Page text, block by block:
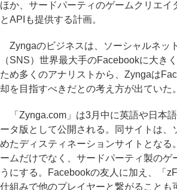
ほか、サードパーティのゲームクリエイ
とAPIも提供する計画。
Zyngaのビジネスは、ソーシャルネッ
（SNS）世界最大手のFacebookに大き
ため多くのアナリストから、Zyngaは
却を目指すべきだとの考え方が出ていた。
「Zynga.com」は3月中に英語や日本
ータ版として公開される。同サイトは、
めたディスティネーションサイトとなる
ームだけでなく、サードパーティ製のゲ
うにする。Facebookの友人に加え、「
仕組みで他のプレイヤーと繋がることも